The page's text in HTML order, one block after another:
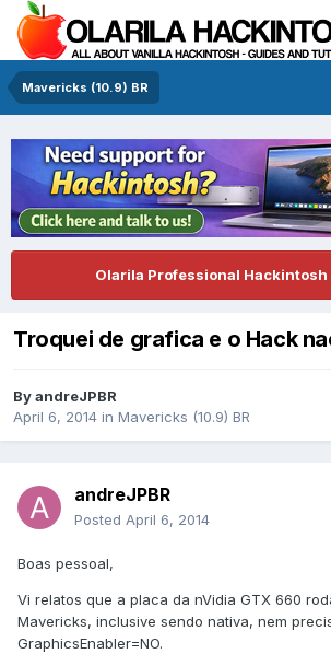
Mavericks (10.9) BR
Olarila Professional Hackintosh
Troquei de grafica e o Hack
ByandreJPBR
April 6, 2014 in Mavericks (10.9) BR
andreJPBR
Posted April 6, 2014
Boas pessoal,
Vi relatos que a placa da nVidia GTX 660
Mavericks, inclusive sendo nativa, nem
GraphicsEnabler=NO.